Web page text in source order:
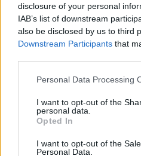
disclosure of your personal
IAB’s list of downstream
also be disclosed by us to third
Downstream Participants that
Personal Data Processing
I want to opt-out of the
personal data.
Opted In
I want to opt-out of the
Personal Data.
Sateen määrä
(mm), ennuste
0 mm